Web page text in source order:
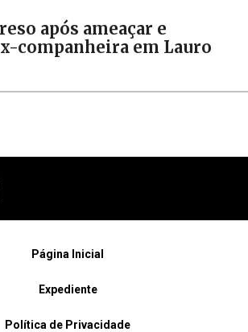
após ameaçar e
companheira em Lauro
Página Inicial
Expediente
Política de Privacidade